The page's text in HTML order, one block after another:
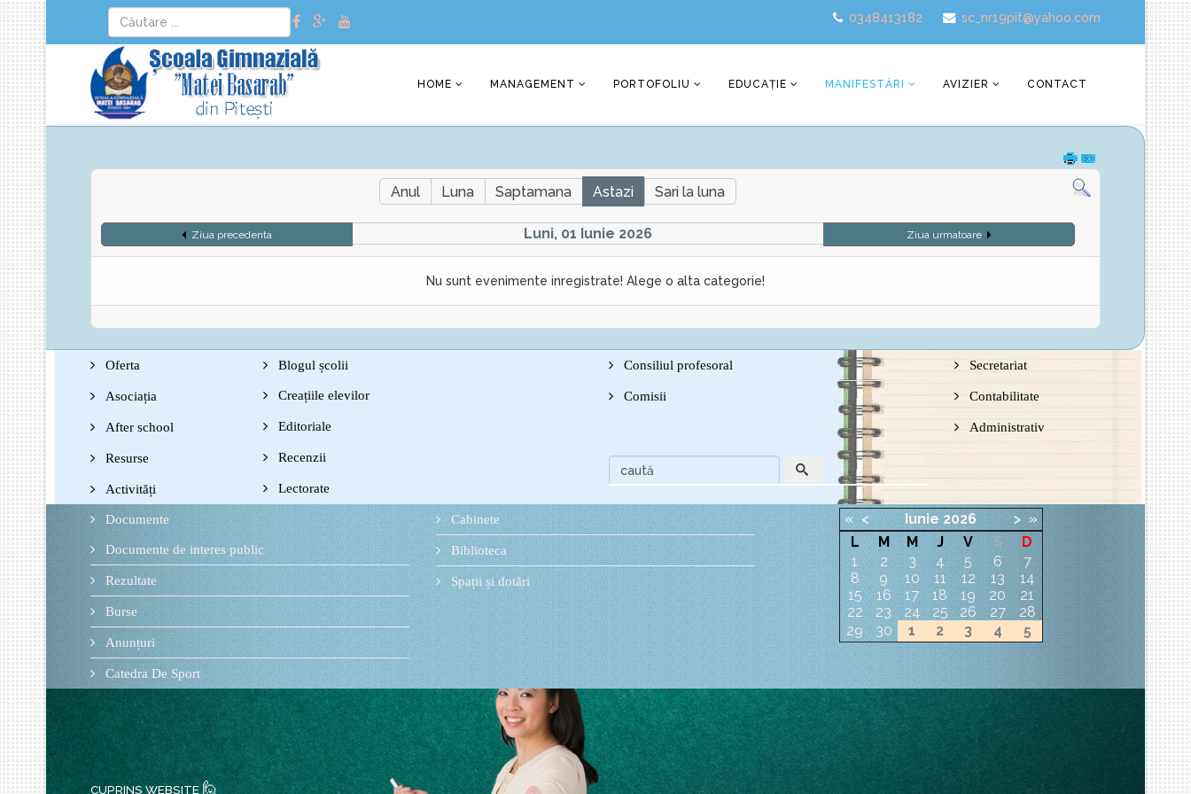
0348413182 sc_nr19pit@yahoo.com
HOME MANAGEMENT PORTOFOLIU EDUCAȚIE MANIFESTĂRI AVIZIER CONTACT
Anul Luna Saptamana Astazi Sari la luna
Ziua precedenta Luni, 01 Iunie 2026 Ziua urmatoare
Nu sunt evenimente inregistrate! Alege o alta categorie!
Oferta
Asociația
After school
Resurse
Activități
Blogul școlii
Creațiile elevilor
Editoriale
Recenzii
Lectorate
Consiliul profesoral
Comisii
Secretariat
Contabilitate
Administrativ
Documente
Documente de interes public
Rezultate
Burse
Anunțuri
Catedra De Sport
Cabinete
Biblioteca
Spații și dotări
« < Iunie 2026 > »
L
M M J V S
D
1
2 3 4 5 6
7
8
9 10 11 12 13
14
15
16 17 18 19 20
21
22
23 24 25 26 27
28
29
30 1 2 3 4 5
CUPRINS WEBSITE 🙋